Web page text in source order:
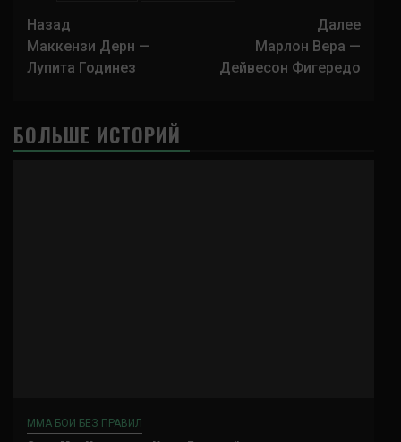
Навигация
записи
Назад
Маккензи Дерн —
Лупита Годинез
Далее
Марлон Вера —
Дейвесон Фигередо
БОЛЬШЕ ИСТОРИЙ
ММА БОИ БЕЗ ПРАВИЛ